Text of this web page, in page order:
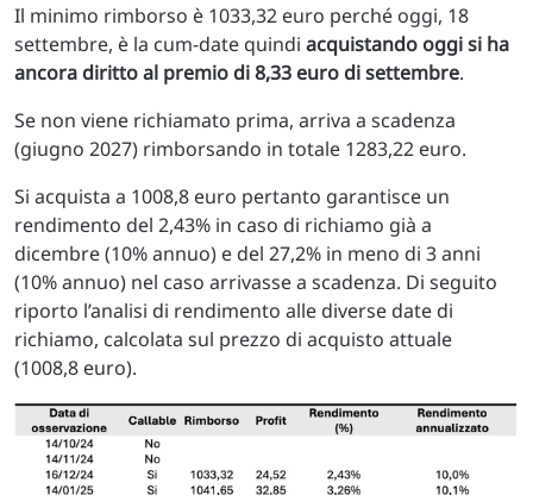
Il minimo rimborso è 1033,32 euro perché oggi, 18
settembre, è la cum-date quindi acquistando oggi si ha
ancora diritto al premio di 8,33 euro di settembre.
Se non viene richiamato prima, arriva a scadenza
(giugno 2027) rimborsando in totale 1283,22 euro.
Si acquista a 1008,8 euro pertanto garantisce un
rendimento del 2,43% in caso di richiamo già a
dicembre (10% annuo) e del 27,2% in meno di 3 anni
(10% annuo) nel caso arrivasse a scadenza. Di seguito
riporto l’analisi di rendimento alle diverse date di
richiamo, calcolata sul prezzo di acquisto attuale
(1008,8 euro).